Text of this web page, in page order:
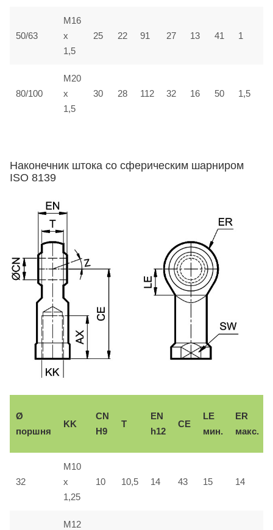
50/63
M16
x
1,5
25 22 91 27 13 41 1
80/100
М20
х
1,5
30 28 112 32 16 50 1,5
Наконечник штока со сферическим шарниром
ISO 8139
Ø
поршня
KK
CN
H9
T
EN
h12
CE
LE
мин.
ER
макс.
32
M10
x
1,25
10 10,5 14 43 15 14
M12